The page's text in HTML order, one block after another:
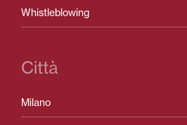
Whistleblowing
Città
Milano